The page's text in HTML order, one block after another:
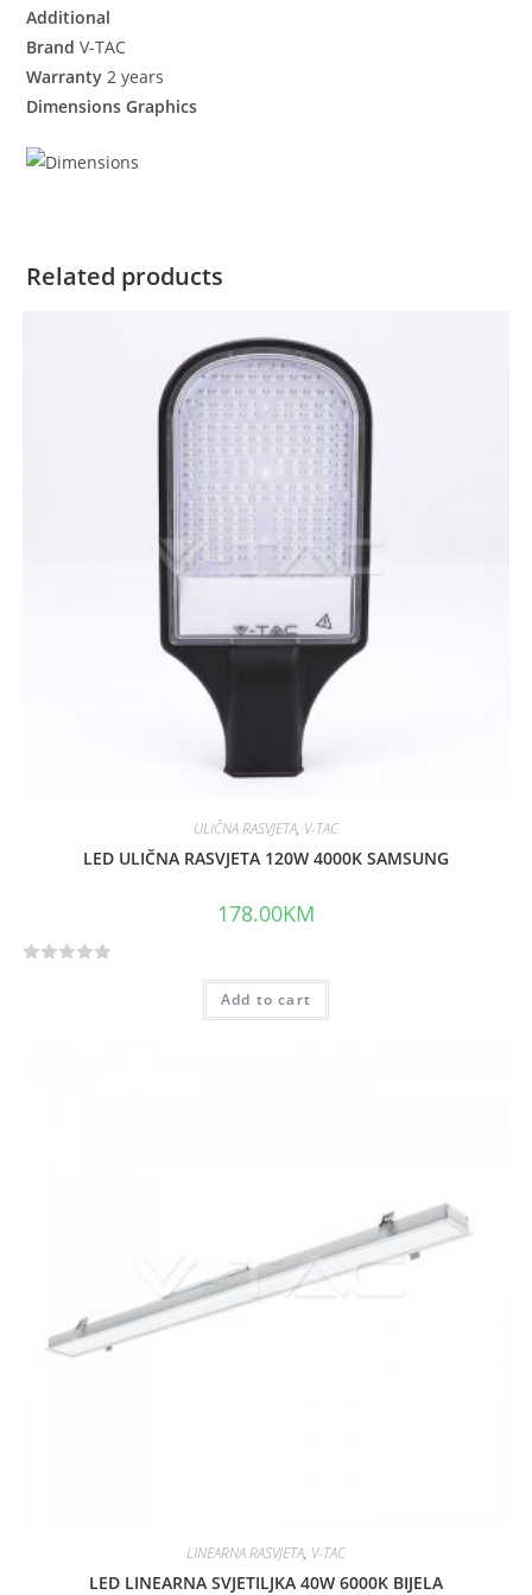
Additional
BrandV-TAC
Warranty2 years
Dimensions Graphics
Related products
ULIČNA RASVJETA, V-TAC
LED ULIČNA RASVJETA 120W 4000K SAMSUNG
178.00KM
Add to cart
LINEARNA RASVJETA, V-TAC
LED LINEARNA SVJETILJKA 40W 6000K BIJELA